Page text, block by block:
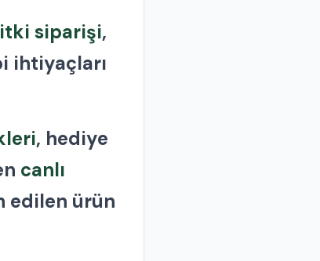
siparişi,
ihtiyaçları
, hediye
canlı
edilen ürün